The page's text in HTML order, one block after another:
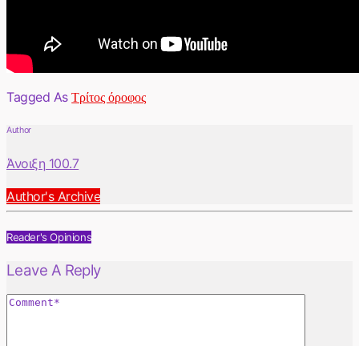
Tagged AsΤρίτος όροφος
Author
Άνοιξη 100.7
Author's Archive
Reader's Opinions
Leave A Reply